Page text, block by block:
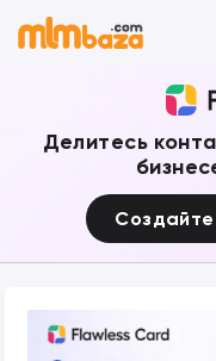
Делитесь